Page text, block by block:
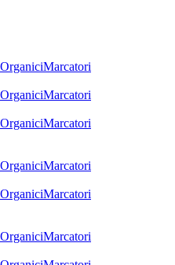
OrganiciMarcatori
OrganiciMarcatori
OrganiciMarcatori
OrganiciMarcatori
OrganiciMarcatori
OrganiciMarcatori